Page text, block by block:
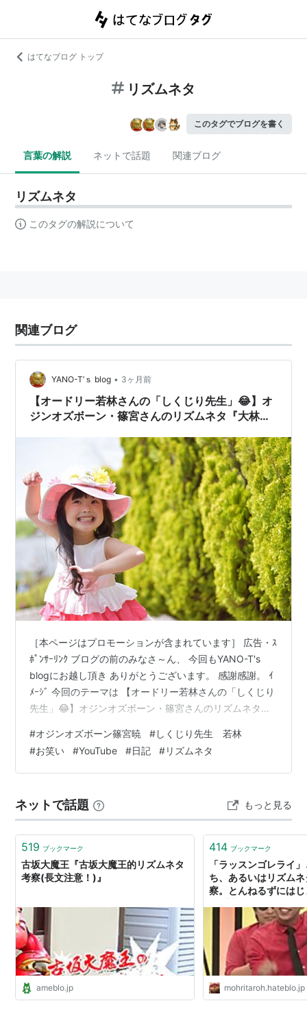
はてなブログ トップ
リズムネタ
このタグでブログを書く
言葉の解説 ネットで話題 関連ブログ
リズムネタ
このタグの解説について
関連ブログ
YANO-T’ｓ blog • 3ヶ月前
【オードリー若林さんの「しくじり先生」😂】オ
ジンオズボーン・篠宮さんのリズムネタ『大林ひ
ん⁉️ ≪めちゃ推しYouTube≫
［本ページはプロモーションが含まれています］ 広告・ｽ
ﾎﾟﾝｻｰﾘﾝｸ ブログの前のみなさ～ん、 今回もYANO-T's
blogにお越し頂き ありがとうございます。 感謝感謝。 ｲ
ﾒｰｼﾞ 今回のテーマは 【オードリー若林さんの「しくじり
先生」😂】オジンオズボーン・篠宮さんのリズムネタ
せん⁉️ 何気なしYouTubeを見ていたら、 オードリー若林
さんの 「しくじり先生」 を見つけたんですが、 ゲスト
が オジンオズボーンの篠宮さん リズムネタ満載で頭から
い❣ 見る価値アリですよ😁 その動画がこ…
#オジンオズボーン篠宮暁 #しくじり先生 若林
#お笑い #YouTube #日記 #リズムネタ
ネットで話題 もっと見る
519 ブックマーク
古坂大魔王『古坂大魔王的リズムネタ
考察(長文注意！)』
ameblo.jp
414 ブックマーク
「ラッスンゴレライ
ち、あるいはリズム
察。とんねるずには
mohritaroh.hateblo.jp